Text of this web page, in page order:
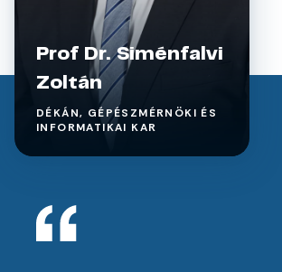
Prof Dr. Siménfalvi
Zoltán
DÉKÁN, GÉPÉSZMÉRNÖKI ÉS
INFORMATIKAI KAR